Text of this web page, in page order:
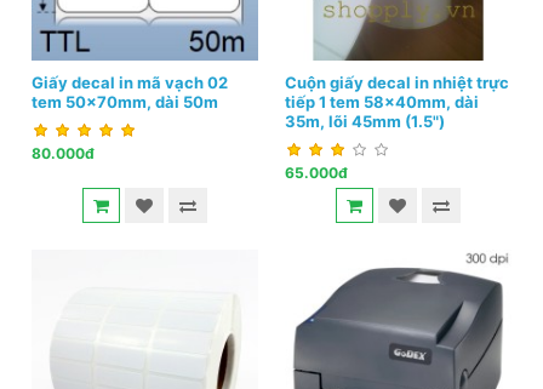
Giấy decal in mã vạch 02
tem 50x70mm, dài 50m
80.000đ
Cuộn giấy decal in nhiệt trực
tiếp 1 tem 58x40mm, dài
35m, lõi 45mm (1.5")
65.000đ